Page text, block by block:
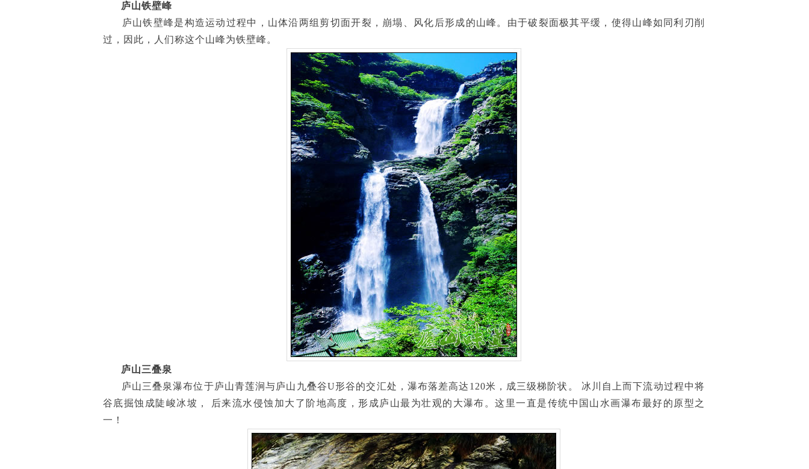
庐山铁壁峰
庐山铁壁峰是构造运动过程中，山体沿两组剪切面开裂，崩塌、风化后形成的山峰。由于破裂面极其平缓，使得山峰如同利刃削
过，因此，人们称这个山峰为铁壁峰。
庐山三叠泉
庐山三叠泉瀑布位于庐山青莲涧与庐山九叠谷U形谷的交汇处，瀑布落差高达120米，成三级梯阶状。 冰川自上而下流动过程中将
谷底掘蚀成陡峻冰坡， 后来流水侵蚀加大了阶地高度，形成庐山最为壮观的大瀑布。这里一直是传统中国山水画瀑布最好的原型之
一！